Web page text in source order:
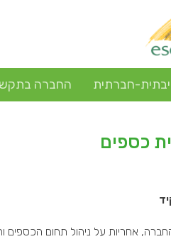
חברתית החברה
כספים
אחריות על ניהול תחום